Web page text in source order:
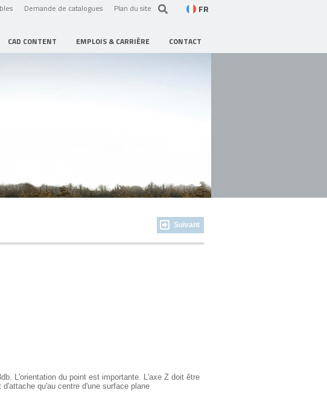
Demande de catalogues Plan du site FR
CAD CONTENT EMPLOIS & CARRIÈRE CONTACT
Suivant
L'orientation du point est importante. L'axe Z doit être
qu'au centre d'une surface plane